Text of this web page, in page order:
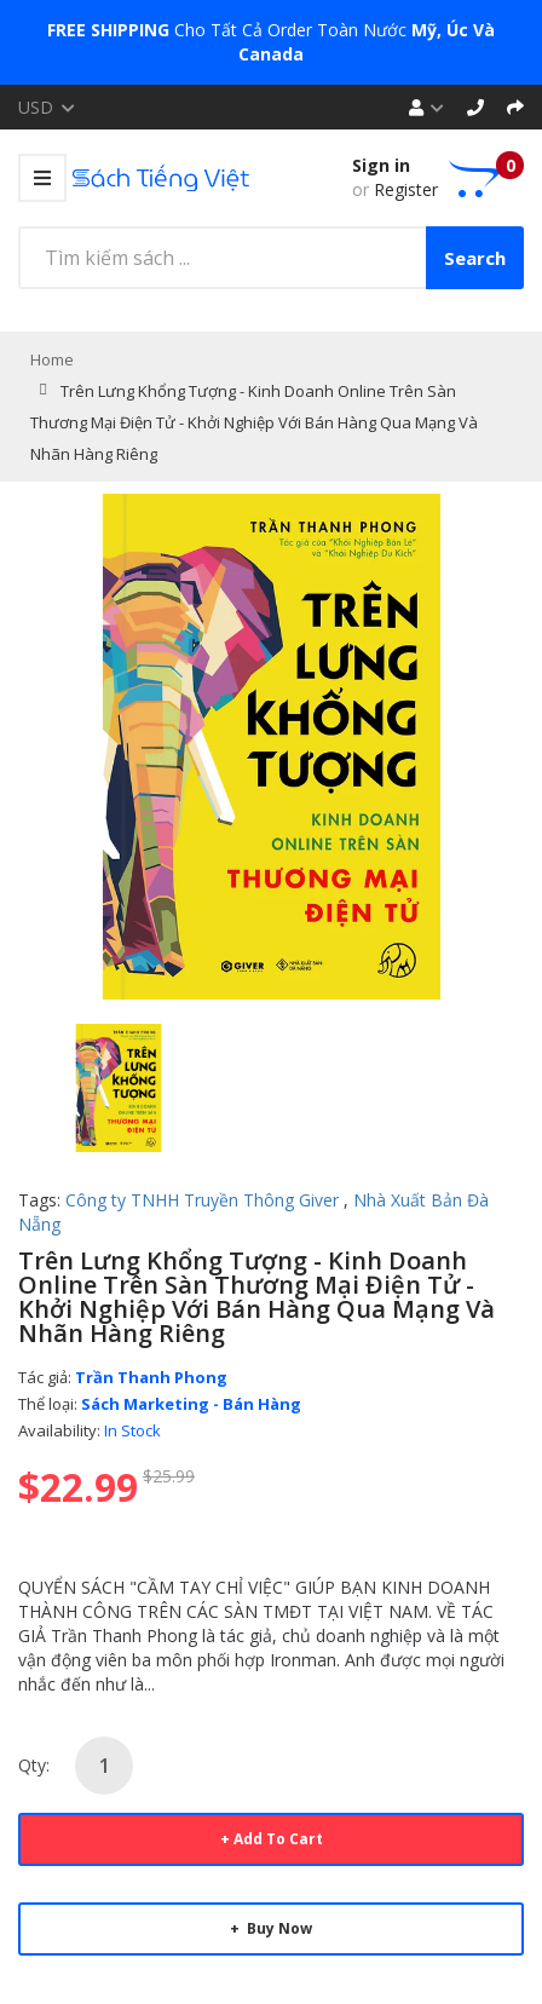
FREE SHIPPING Cho Tất Cả Order Toàn Nước Mỹ, Úc Và
Canada
USD
Sign in
or Register
0
Search
Home
Trên Lưng Khổng Tượng - Kinh Doanh Online Trên Sàn
Thương Mại Điện Tử - Khởi Nghiệp Với Bán Hàng Qua Mạng Và
Nhãn Hàng Riêng
Tags: Công ty TNHH Truyền Thông Giver , Nhà Xuất Bản Đà
Nẵng
Trên Lưng Khổng Tượng - Kinh Doanh
Online Trên Sàn Thương Mại Điện Tử -
Khởi Nghiệp Với Bán Hàng Qua Mạng Và
Nhãn Hàng Riêng
Tác giả: Trần Thanh Phong
Thể loại: Sách Marketing - Bán Hàng
Availability: In Stock
$22.99 $25.99
QUYỂN SÁCH "CẦM TAY CHỈ VIỆC" GIÚP BẠN KINH DOANH
THÀNH CÔNG TRÊN CÁC SÀN TMĐT TẠI VIỆT NAM. VỀ TÁC
GIẢ Trần Thanh Phong là tác giả, chủ doanh nghiệp và là một
vận động viên ba môn phối hợp Ironman. Anh được mọi người
nhắc đến như là...
Qty:
Add To Cart
Buy Now